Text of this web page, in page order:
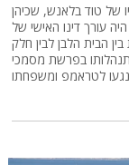
של 50 מול 49 את מינויו של טוד בלאנש, שכיהן
עורך דינו האישי של
הבית הלבן לבין חלק
בפרשת מסמכי
לטראמפ ומשפחתו